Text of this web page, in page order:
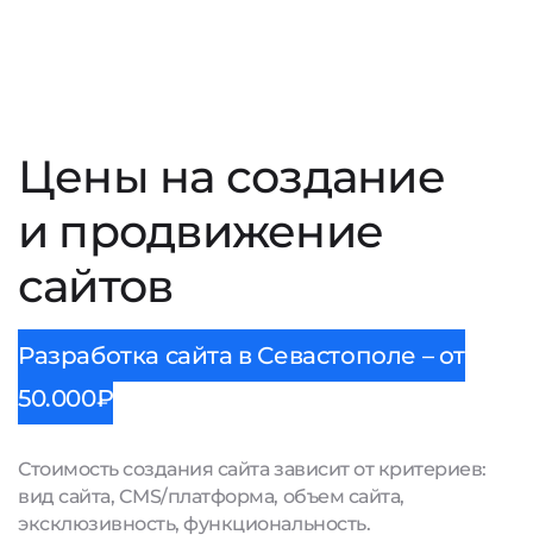
Цены на создание
и продвижение
сайтов
Разработка сайта в Севастополе – от
50.000₽
Стоимость создания сайта зависит от критериев:
вид сайта, CMS/платформа, объем сайта,
эксклюзивность, функциональность.